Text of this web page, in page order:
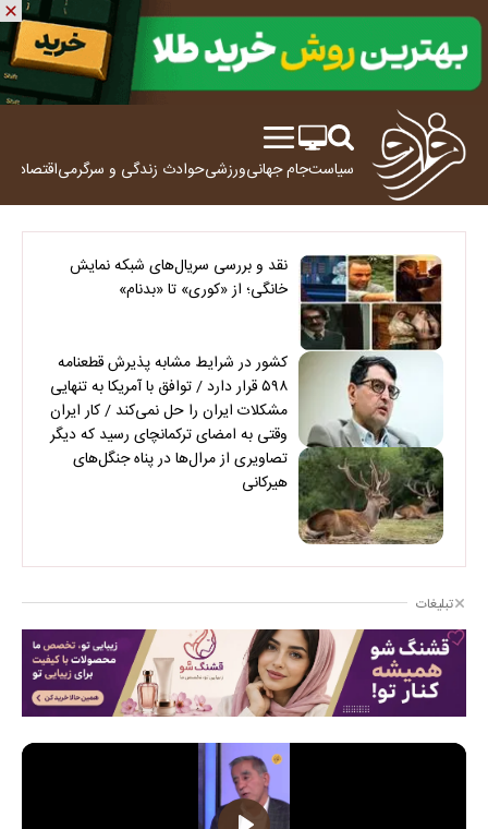
سیاستجام جهانیورزشیحوادث زندگی و سرگرمیاقتصاد
نقد و بررسی سریال‌های شبکه نمایش
خانگی؛ از «کوری» تا «بدنام»
کشور در شرایط مشابه پذیرش قطعنامه
۵۹۸ قرار دارد / توافق با آمریکا به تنهایی
مشکلات ایران را حل نمی‌کند / کار ایران
وقتی به امضای ترکمانچای رسید که دیگر
چاره‌ای نبود
تصاویری از مرال‌ها در پناه جنگل‌های
هیرکانی
تبلیغات